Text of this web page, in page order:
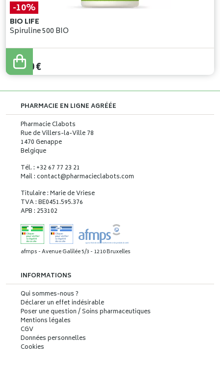
-10%
BIO LIFE
Spiruline 500 BIO
22,00
19,80€
PHARMACIE EN LIGNE AGRÉÉE
Pharmacie Clabots
Rue de Villers-la-Ville 78
1470 Genappe
Belgique
Tél. : +32 67 77 23 21
Mail : contact@pharmacieclabots.com
Titulaire : Marie de Vriese
TVA : BE0451.595.376
APB : 253102
afmps - Avenue Galilée 5/3 - 1210 Bruxelles
INFORMATIONS
Qui sommes-nous ?
Déclarer un effet indésirable
Poser une question / Soins pharmaceutiques
Mentions légales
CGV
Données personnelles
Cookies